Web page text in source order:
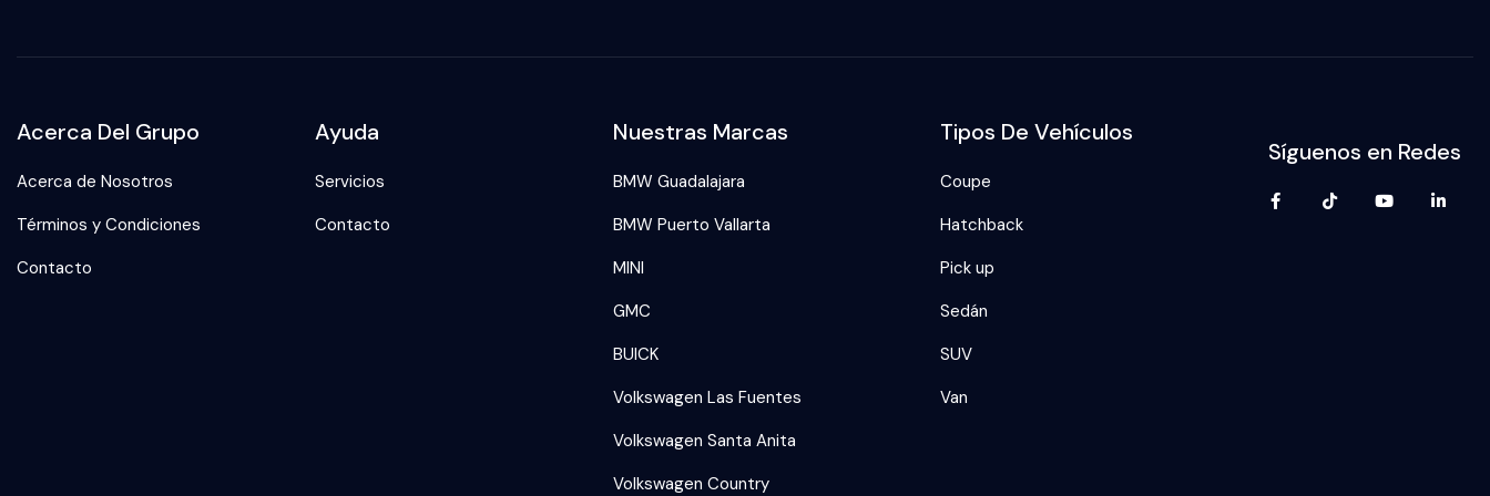
Acerca Del Grupo
Acerca de Nosotros
Términos y Condiciones
Contacto
Ayuda
Servicios
Contacto
Nuestras Marcas
BMW Guadalajara
BMW Puerto Vallarta
MINI
GMC
BUICK
Volkswagen Las Fuentes
Volkswagen Santa Anita
Volkswagen Country
Tipos De Vehículos
Coupe
Hatchback
Pick up
Sedán
SUV
Van
Síguenos en Redes